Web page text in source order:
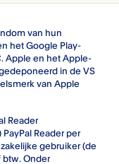
van hun
het Google Play-
Apple en het Apple-
in de VS
van Apple
Reader
Reader per
gebruiker (de
btw. Onder